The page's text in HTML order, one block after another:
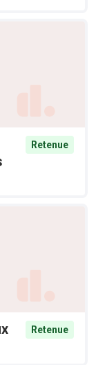
Retenue
Retenue